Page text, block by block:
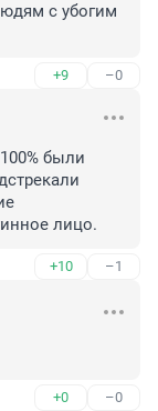
с убогим
+9 –0
были
лицо.
+10 –1
+0 –0